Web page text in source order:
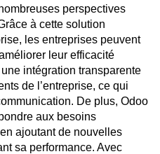
perspectives
à cette solution
les entreprises peuvent
leur efficacité
intégration transparente
de l’entreprise, ce qui
De plus, Odoo
aux besoins
ajoutant de nouvelles
sa performance. Avec